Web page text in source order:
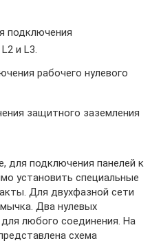
подключения
и L3.
рабочего нулевого
защитного заземления
для подключения панелей к
установить специальные
Для двухфазной сети
Два нулевых
любого соединения. На
схема